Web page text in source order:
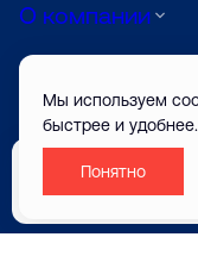
О компании
Луиджи
АРТ
© ТВОРЧЕСТВО САЙТ
Разработано
Мы используем
быстрее и удобнее.
Понятно